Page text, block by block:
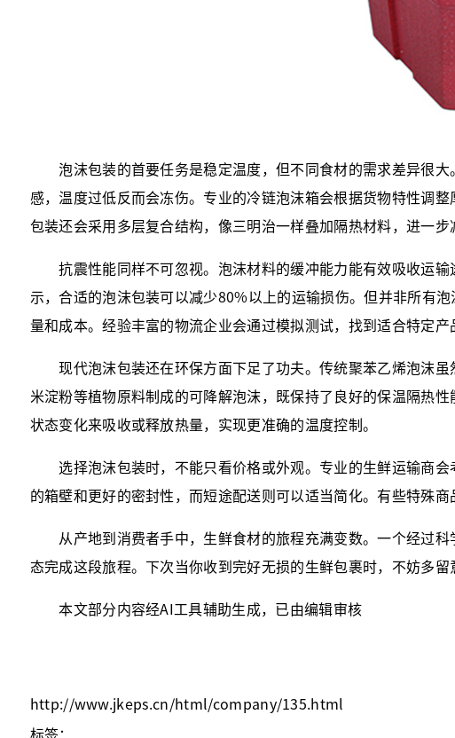
泡沫包装的首要任务是稳定温度，但不同食材的需求差异很
感，温度过低反而会冻伤。专业的冷链泡沫箱会根据货物特性
包装还会采用多层复合结构，像三明治一样叠加隔热材料，进一步
抗震性能同样不可忽视。泡沫材料的缓冲能力能有效吸收运输
示，合适的泡沫包装可以减少80%以上的运输损伤。但并非所有
量和成本。经验丰富的物流企业会通过模拟测试，找到适合特定产
现代泡沫包装还在环保方面下足了功夫。传统聚苯乙烯泡沫虽
米淀粉等植物原料制成的可降解泡沫，既保持了良好的保温隔热
状态变化来吸收或释放热量，实现更准确的温度控制。
选择泡沫包装时，不能只看价格或外观。专业的生鲜运输商会
的箱壁和更好的密封性，而短途配送则可以适当简化。有些特殊
从产地到消费者手中，生鲜食材的旅程充满变数。一个经过科
态完成这段旅程。下次当你收到完好无损的生鲜包裹时，不妨多
本文部分内容经AI工具辅助生成，已由编辑审核
http://www.jkeps.cn/html/company/135.html